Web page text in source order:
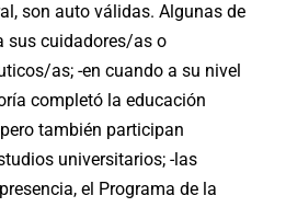
son auto válidas. Algunas de
sus cuidadores/as o
as; -en cuando a su nivel
completó la educación
también participan
universitarios; -las
el Programa de la